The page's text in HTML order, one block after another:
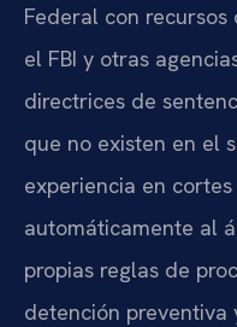
Federal con recursos
el FBI y otras
directrices de
que no existen en el
experiencia en
automáticamente al
propias reglas de
detención preventiva